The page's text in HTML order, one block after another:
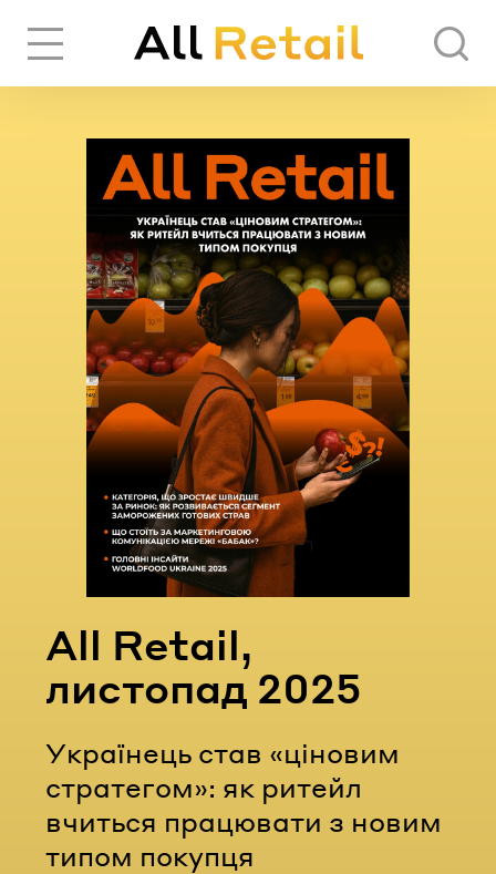
All Retail,
листопад 2025
Українець став «ціновим
стратегом»: як ритейл
вчиться працювати з новим
типом покупця
Вхід Реєстрація
ЧЕРЕЗ СОЦІАЛЬНІ МЕРЕЖІ
FACEBOOK
GOOGLE
АБО
Email
Забули пароль?
УВІЙТИ